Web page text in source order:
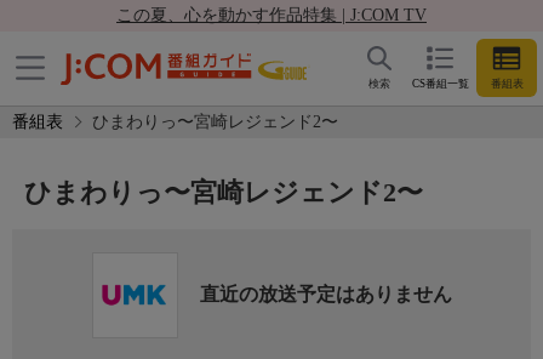
この夏、心を動かす作品特集 | J:COM TV
CS番組一覧 番組表
検索
番組表 ひまわりっ〜宮崎レジェンド2〜
ひまわりっ〜宮崎レジェンド2〜
直近の放送予定はありません